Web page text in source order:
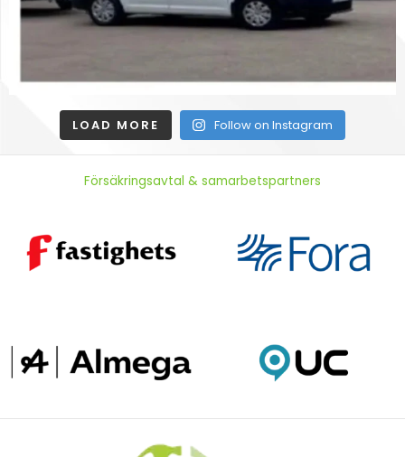
LOAD MORE Follow on Instagram
Försäkringsavtal & samarbetspartners